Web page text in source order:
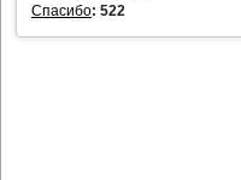
Спасибо: 522